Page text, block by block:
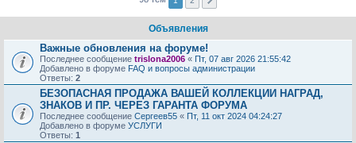
Объявления
Важные обновления на форуме!
Последнее сообщение trislona2006 « Пт, 07 авг 2026 21:55:42
Добавлено в форуме FAQ и вопросы администрации
Ответы: 2
БЕЗОПАСНАЯ ПРОДАЖА ВАШЕЙ КОЛЛЕКЦИИ НАГРАД,
ЗНАКОВ И ПР. ЧЕРЕЗ ГАРАНТА ФОРУМА
Последнее сообщение Сергеев55 « Пт, 11 окт 2024 04:24:27
Добавлено в форуме УСЛУГИ
Ответы: 1